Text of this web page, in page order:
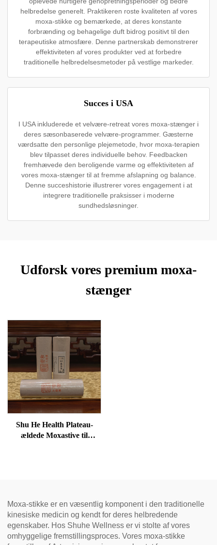
helbredelse generelt. Praktikeren roste kvaliteten af vores
moxa-stikke og bemærkede, at deres konstante
forbrænding og behagelige duft bidrog positivt til den
terapeutiske atmosfære. Denne partnerskab demonstrerer
effektiviteten af vores produkter ved at forbedre
traditionelle helbredelsesmetoder på vestlige markeder.
Succes i USA
I USA inkluderede et velvære-retreat vores moxa-stænger i
deres sæsonbaserede velvære-programmer. Gæsterne
værdsatte den personlige plejemetode, hvor moxa-terapien
blev tilpasset deres individuelle behov. Feedbacken
fremhævede den beroligende varme og effektiviteten af
vores moxa-stænger til at fremme afslapning og balance.
Denne succeshistorie illustrerer vores engagement i at
integrere traditionelle praksisser i moderne
sundhedsløsninger.
Udforsk vores premium moxa-
stænger
Shu He Health Plateau-
ældede Moxastive til
Moxa-stikke er en væsentlig komponent i den traditionelle
kinesiske medicin og kendt for deres helbredende
egenskaber. Hos Shuhe Wellness er vi stolte af vores
omhyggelige fremstillingsproces. Vores moxa-stikke